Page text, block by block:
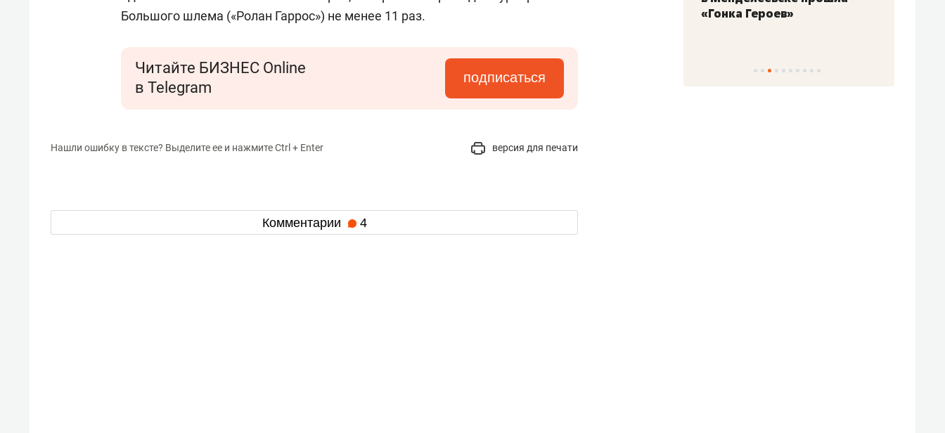
Большого шлема («Ролан Гаррос») не менее 11 раз.
Читайте БИЗНЕС Online
в Telegram
подписаться
Нашли ошибку в тексте? Выделите ее и нажмите Ctrl + Enter версия для печати
Комментарии 4
«Гонка Героев»